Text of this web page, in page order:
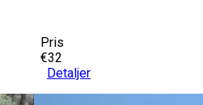
Pris
€32
Detaljer